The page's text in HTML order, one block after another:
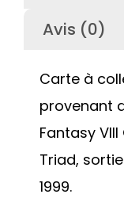
Avis (0)
Carte à
provenant
Fantasy
Triad,
1999.